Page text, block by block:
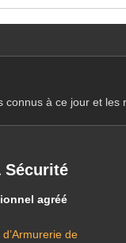
à ce jour et les
Sécurité
agréé
d’Armurerie de